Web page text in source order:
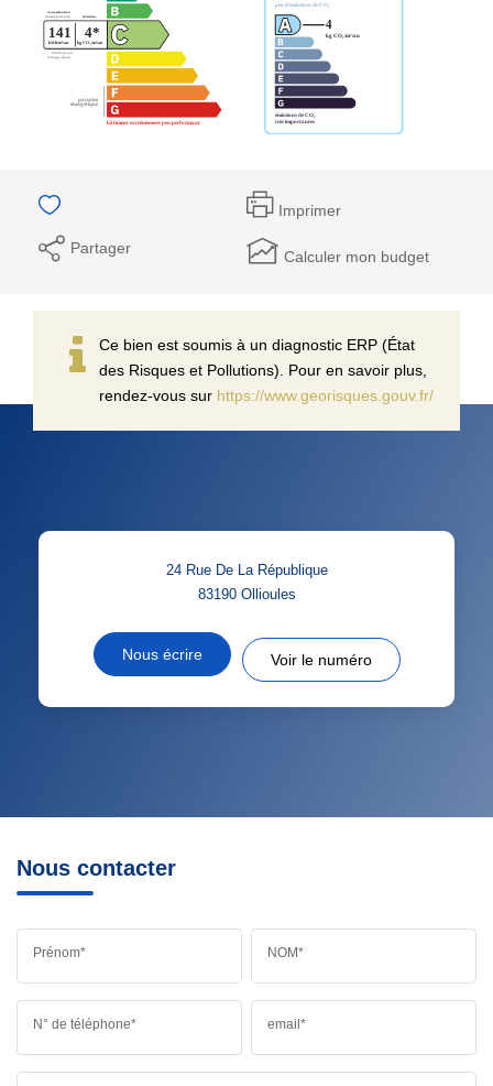
Imprimer
Partager Calculer mon budget
Ce bien est soumis à un diagnostic ERP (État
des Risques et Pollutions). Pour en savoir plus,
rendez-vous sur https://www.georisques.gouv.fr/
24 Rue De La République
83190 Ollioules
Nous écrire Voir le numéro
Nous contacter
Prénom* NOM*
N° de téléphone* email*